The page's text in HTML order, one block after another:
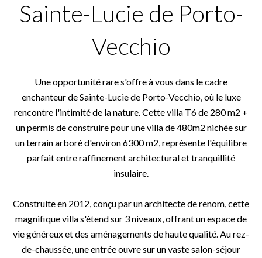
Sainte-Lucie de Porto-
Vecchio
Une opportunité rare s'offre à vous dans le cadre
enchanteur de Sainte-Lucie de Porto-Vecchio, où le luxe
rencontre l'intimité de la nature. Cette villa T6 de 280 m2 +
un permis de construire pour une villa de 480m2 nichée sur
un terrain arboré d'environ 6300 m2, représente l'équilibre
parfait entre raffinement architectural et tranquillité
insulaire.
Construite en 2012, conçu par un architecte de renom, cette
magnifique villa s'étend sur 3 niveaux, offrant un espace de
vie généreux et des aménagements de haute qualité. Au rez-
de-chaussée, une entrée ouvre sur un vaste salon-séjour